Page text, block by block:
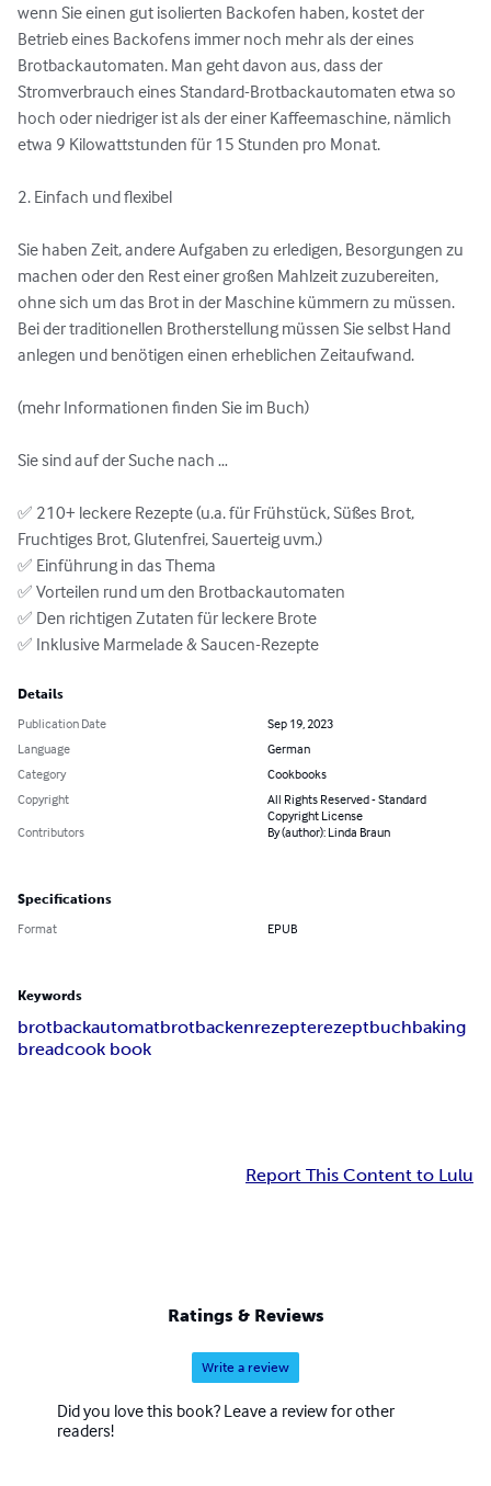
wenn Sie einen gut isolierten Backofen haben, kostet der
Betrieb eines Backofens immer noch mehr als der eines
Brotbackautomaten. Man geht davon aus, dass der
Stromverbrauch eines Standard-Brotbackautomaten etwa so
hoch oder niedriger ist als der einer Kaffeemaschine, nämlich
etwa 9 Kilowattstunden für 15 Stunden pro Monat.
2. Einfach und flexibel
Sie haben Zeit, andere Aufgaben zu erledigen, Besorgungen zu
machen oder den Rest einer großen Mahlzeit zuzubereiten,
ohne sich um das Brot in der Maschine kümmern zu müssen.
Bei der traditionellen Brotherstellung müssen Sie selbst Hand
anlegen und benötigen einen erheblichen Zeitaufwand.
(mehr Informationen finden Sie im Buch)
Sie sind auf der Suche nach …
✅ 210+ leckere Rezepte (u.a. für Frühstück, Süßes Brot,
Fruchtiges Brot, Glutenfrei, Sauerteig uvm.)
✅ Einführung in das Thema
✅ Vorteilen rund um den Brotbackautomaten
✅ Den richtigen Zutaten für leckere Brote
✅ Inklusive Marmelade & Saucen-Rezepte
Details
Publication Date
Sep 19, 2023
Language
German
Category
Cookbooks
Copyright
All Rights Reserved - Standard
Copyright License
Contributors
By (author): Linda Braun
Specifications
Format EPUB
Keywords
brotbackautomatbrotbackenrezepterezeptbuchbaking
breadcook book
Report This Content to Lulu
Ratings & Reviews
Write a review
Did you love this book? Leave a review for other
readers!